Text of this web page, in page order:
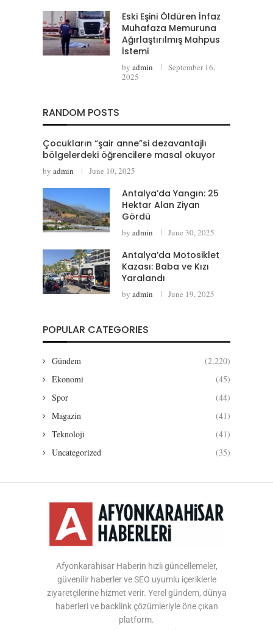
Eski Eşini Öldüren İnfaz
Muhafaza Memuruna
Ağırlaştırılmış Mahpus
İstemi
by admin
September 16,
2025
RANDOM POSTS
Çocukların “şair anne”si dezavantajlı
bölgelerdeki öğrencilere masal okuyor
by admin June 10, 2025
Antalya’da Yangın: 25
Hektar Alan Ziyan
Gördü
by admin June 30, 2025
Antalya’da Motosiklet
Kazası: Baba ve Kızı
Yaralandı
by admin June 19, 2025
POPULAR CATEGORIES
Gündem
(2,220)
Ekonomi
(45)
Spor
(44)
Magazin
(41)
Teknoloji
(41)
Uncategorized
(35)
Afyonkarahisar Haberin hızlı güncellemeler,
güvenilir haberler ve SEO uyumlu içeriklerle
ziyaretçilerine hizmet verir. Yerel gündem, dünya
haberleri ve backlink çözümleriyle öne çıkan
platform.